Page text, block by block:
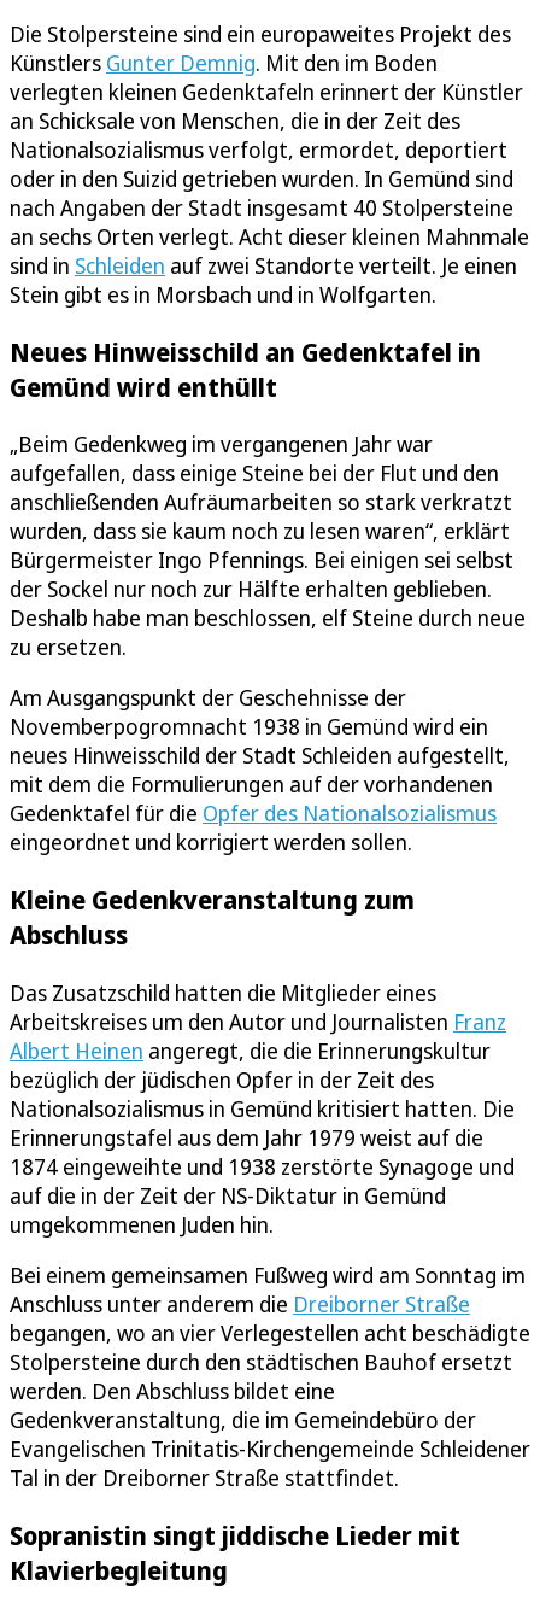
Die Stolpersteine sind ein europaweites Projekt des
Künstlers Gunter Demnig. Mit den im Boden
verlegten kleinen Gedenktafeln erinnert der Künstler
an Schicksale von Menschen, die in der Zeit des
Nationalsozialismus verfolgt, ermordet, deportiert
oder in den Suizid getrieben wurden. In Gemünd sind
nach Angaben der Stadt insgesamt 40 Stolpersteine
an sechs Orten verlegt. Acht dieser kleinen Mahnmale
sind in Schleiden auf zwei Standorte verteilt. Je einen
Stein gibt es in Morsbach und in Wolfgarten.
Neues Hinweisschild an Gedenktafel in
Gemünd wird enthüllt
„Beim Gedenkweg im vergangenen Jahr war
aufgefallen, dass einige Steine bei der Flut und den
anschließenden Aufräumarbeiten so stark verkratzt
wurden, dass sie kaum noch zu lesen waren“, erklärt
Bürgermeister Ingo Pfennings. Bei einigen sei selbst
der Sockel nur noch zur Hälfte erhalten geblieben.
Deshalb habe man beschlossen, elf Steine durch neue
zu ersetzen.
Am Ausgangspunkt der Geschehnisse der
Novemberpogromnacht 1938 in Gemünd wird ein
neues Hinweisschild der Stadt Schleiden aufgestellt,
mit dem die Formulierungen auf der vorhandenen
Gedenktafel für die Opfer des Nationalsozialismus
eingeordnet und korrigiert werden sollen.
Kleine Gedenkveranstaltung zum
Abschluss
Das Zusatzschild hatten die Mitglieder eines
Arbeitskreises um den Autor und Journalisten Franz
Albert Heinen angeregt, die die Erinnerungskultur
bezüglich der jüdischen Opfer in der Zeit des
Nationalsozialismus in Gemünd kritisiert hatten. Die
Erinnerungstafel aus dem Jahr 1979 weist auf die
1874 eingeweihte und 1938 zerstörte Synagoge und
auf die in der Zeit der NS-Diktatur in Gemünd
umgekommenen Juden hin.
Bei einem gemeinsamen Fußweg wird am Sonntag im
Anschluss unter anderem die Dreiborner Straße
begangen, wo an vier Verlegestellen acht beschädigte
Stolpersteine durch den städtischen Bauhof ersetzt
werden. Den Abschluss bildet eine
Gedenkveranstaltung, die im Gemeindebüro der
Evangelischen Trinitatis-Kirchengemeinde Schleidener
Tal in der Dreiborner Straße stattfindet.
Sopranistin singt jiddische Lieder mit
Klavierbegleitung